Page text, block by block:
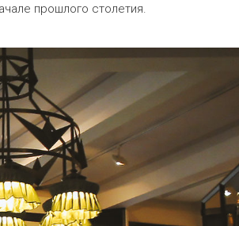
прошлого столетия.